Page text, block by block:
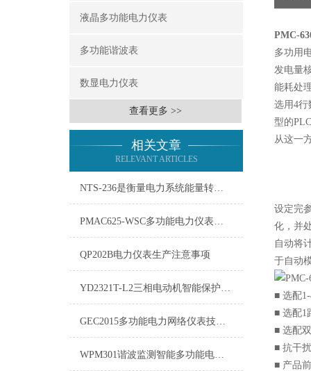
液晶多功能电力仪表
多功能谐波表
数显电力仪表
查看更多 >>
相关文章
RELEVANT ARTICLES
NTS-236是衡量电力系统能量转换效率的重要指标
PMAC625-WSC多功能电力仪表该如何使用？
QP202B电力仪表生产注意事项
YD2321T-L2三相电动机智能保护器-选型说明
GEC2015多功能电力网络仪表技术支持
WPM301谐波监测智能多功能电力仪表
PMC-
多功用
发电量
能耗处
选用4行
型的
从这一
设定完
化，并
自动将
于自动
■ 选配
■ 选配1
■ 选配
■ 抗干
■ 产品